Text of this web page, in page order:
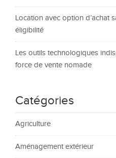
Location avec option d’achat
éligibilité
Les outils technologiques
force de vente nomade
Catégories
Agriculture
Aménagement extérieur